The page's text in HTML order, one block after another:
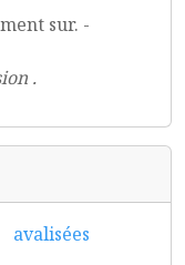
sur. -
.
avalisées